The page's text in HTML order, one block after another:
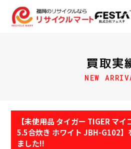
買取実
NEW
【未使用品 タイガー TIGER マ
5.5合炊き ホワイト JBH-G102】
ました!!